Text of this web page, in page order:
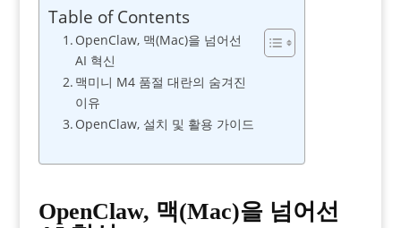
Table of Contents
OpenClaw, 맥(Mac)을 넘어선
AI 혁신
맥미니 M4 품절 대란의 숨겨진
이유
OpenClaw, 설치 및 활용 가이드
OpenClaw, 맥(Mac)을 넘어선